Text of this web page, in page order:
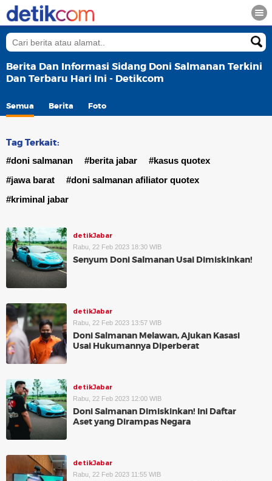
Berita Dan Informasi Sidang Doni Salmanan Terkini
Dan Terbaru Hari Ini - Detikcom
Semua Berita Foto
Tag Terkait:
#doni salmanan #berita jabar
#kasus quotex
#jawa barat
#doni salmanan afiliator quotex
#kriminal jabar
detikJabar
Rabu, 22 Feb 2023 18:30 WIB
Senyum Doni Salmanan Usai Dimiskinkan!
detikJabar
Rabu, 22 Feb 2023 13:57 WIB
Doni Salmanan Melawan, Ajukan Kasasi
Usai Hukumannya Diperberat
detikJabar
Rabu, 22 Feb 2023 12:00 WIB
Doni Salmanan Dimiskinkan! Ini Daftar
Aset yang Dirampas Negara
detikJabar
Rabu, 22 Feb 2023 11:55 WIB